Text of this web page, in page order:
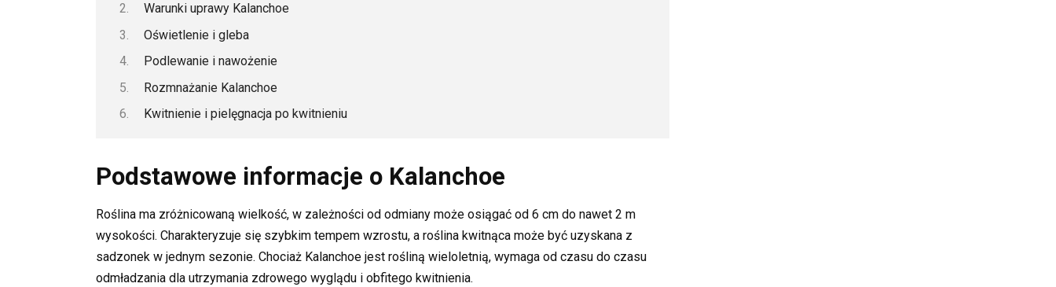
Warunki uprawy Kalanchoe
Oświetlenie i gleba
Podlewanie i nawożenie
Rozmnażanie Kalanchoe
Kwitnienie i pielęgnacja po kwitnieniu
Podstawowe informacje o Kalanchoe
Roślina ma zróżnicowaną wielkość, w zależności od odmiany może osiągać od 6 cm do nawet 2 m
wysokości. Charakteryzuje się szybkim tempem wzrostu, a roślina kwitnąca może być uzyskana z
sadzonek w jednym sezonie. Chociaż Kalanchoe jest rośliną wieloletnią, wymaga od czasu do czasu
odmładzania dla utrzymania zdrowego wyglądu i obfitego kwitnienia.